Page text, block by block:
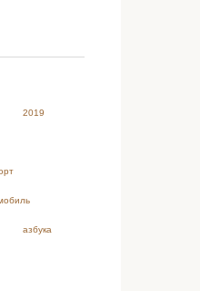
2019
азбука